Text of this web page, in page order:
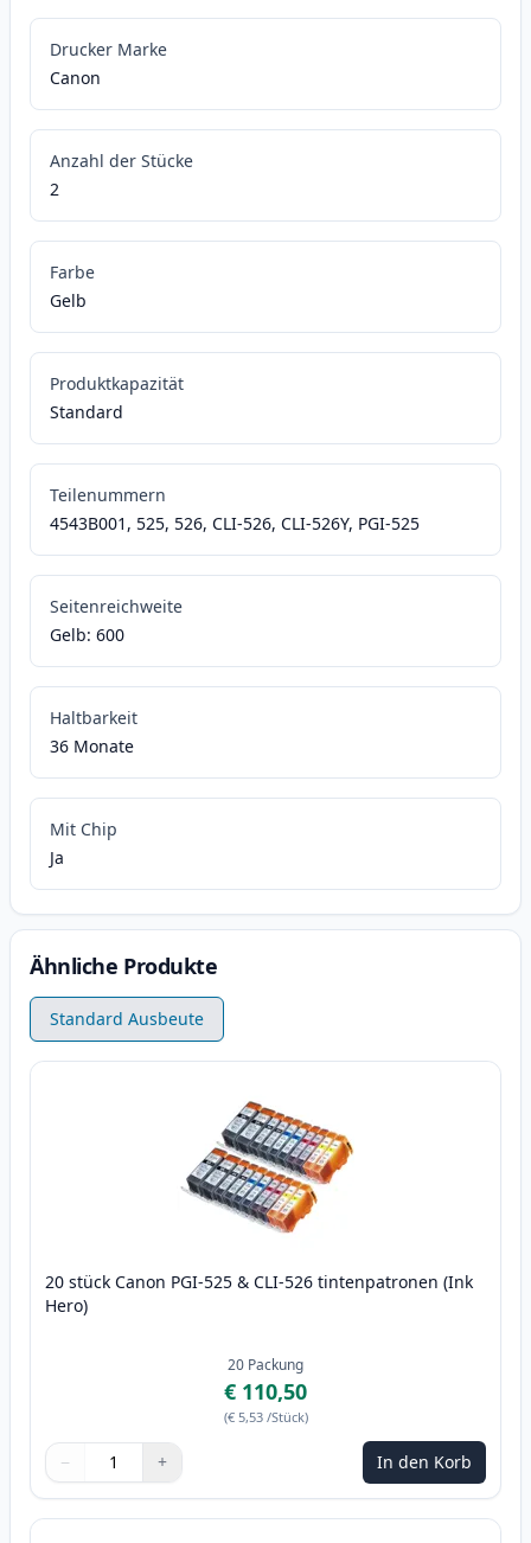
Drucker Marke
Canon
Anzahl der Stücke
2
Farbe
Gelb
Produktkapazität
Standard
Teilenummern
4543B001, 525, 526, CLI-526, CLI-526Y, PGI-525
Seitenreichweite
Gelb: 600
Haltbarkeit
36 Monate
Mit Chip
Ja
Ähnliche Produkte
Standard Ausbeute
20 stück Canon PGI-525 & CLI-526 tintenpatronen (Ink
Hero)
20 Packung
€ 110,50
(€ 5,53 /Stück)
Menge
Verwenden Sie die Tasten, um anzupassen
− +
Menge 1 In den Korb